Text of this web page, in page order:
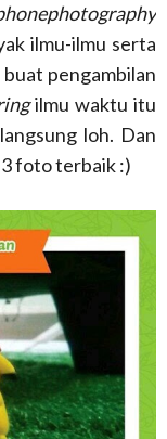
ilmu-ilmu serta
pengambilan
ilmu waktu itu
loh. Dan
foto terbaik :)